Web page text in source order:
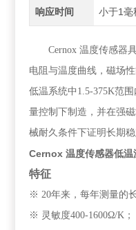
响应时间 小于1毫
Cernox温度传感器
电阻与温度曲线，磁场
低温系统中 1.5-375K范
量控制下制造，并在强
械耐久条件下证明长期稳
Cernox 温度传感器低温
特征
※20年来，每年测量的
※ 灵敏度400-1600Ω/K ；